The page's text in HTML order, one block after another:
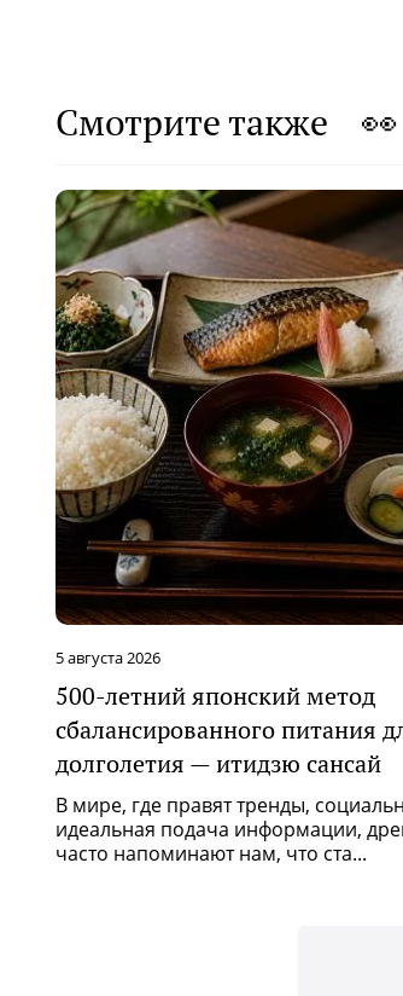
Смотрите также 👀
5 августа 2026
500-летний японский метод
сбалансированного питания
долголетия — итидзю сансай
В мире, где правят тренды,
идеальная подача информации,
часто напоминают нам, что ста...